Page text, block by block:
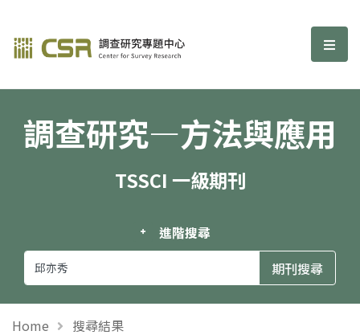
調查研究—方法與應用期刊 選
調查研究—方法與應用
TSSCI 一級期刊
進階搜尋
Home 搜尋結果